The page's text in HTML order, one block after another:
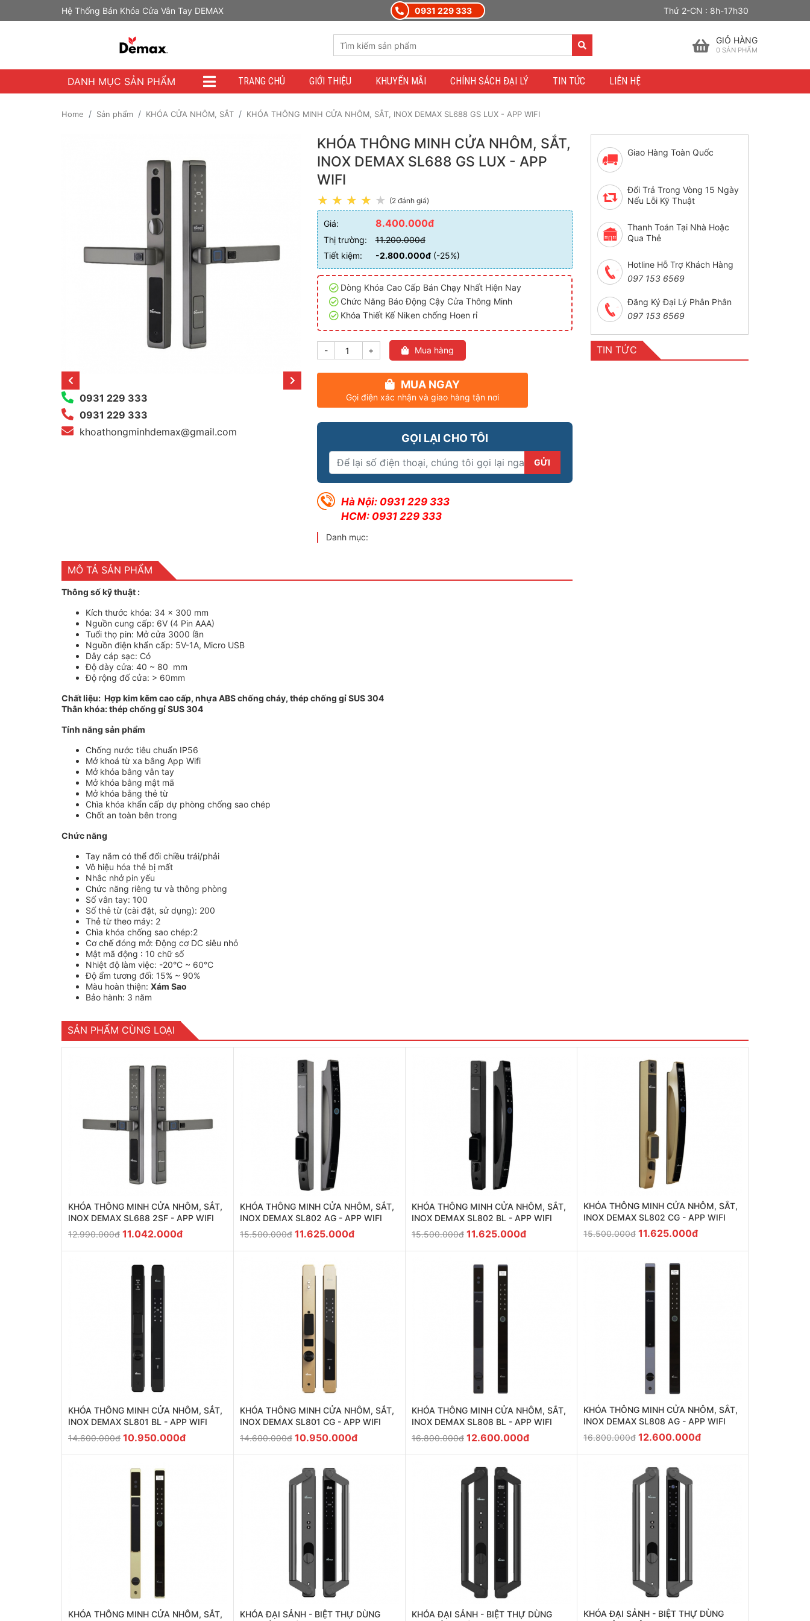
Hệ Thống Bán Khóa Cửa Vân Tay DEMAX 0931 229 333 Thứ 2-CN : 8h-17h30
GIỎ HÀNG
0 SẢN PHẨM
DANH MỤC SẢN PHẨM TRANG CHỦ GIỚI THIỆU KHUYẾN MÃI CHÍNH SÁCH ĐẠI LÝ TIN TỨC LIÊN HỆ
Home Sản phẩm KHÓA CỬA NHÔM, SẮT KHÓA THÔNG MINH CỬA NHÔM, SẮT, INOX DEMAX SL688 GS LUX - APP WIFI
0931 229 333
0931 229 333
khoathongminhdemax@gmail.com
KHÓA THÔNG MINH CỬA NHÔM, SẮT,
INOX DEMAX SL688 GS LUX - APP
WIFI
(2 đánh giá)
Giá: 8.400.000đ
Thị trường:
11.200.000đ
Tiết kiệm:
-2.800.000đ(-25%)
Dòng Khóa Cao Cấp Bán Chạy Nhất Hiện Nay
Chức Năng Báo Động Cậy Cửa Thông Minh
Khóa Thiết Kế Niken chống Hoen rỉ
- + Mua hàng
MUA NGAY
Gọi điện xác nhận và giao hàng tận nơi
GỌI LẠI CHO TÔI
Hà Nội: 0931 229 333
HCM: 0931 229 333
Danh mục:
MÔ TẢ SẢN PHẨM
Thông số kỹ thuật :
Kích thước khóa: 34 x 300 mm
Nguồn cung cấp: 6V (4 Pin AAA)
Tuổi thọ pin: Mở cửa 3000 lần
Nguồn điện khẩn cấp: 5V-1A, Micro USB
Dây cáp sạc: Có
Độ dày cửa: 40 ~ 80 mm
Độ rộng đố cửa: > 60mm
Chất liệu: Hợp kim kẽm cao cấp, nhựa ABS chống cháy, thép chống gỉ SUS 304
Thân khóa: thép chống gỉ SUS 304
Tính năng sản phẩm
Chống nước tiêu chuẩn IP56
Mở khoá từ xa bằng App Wifi
Mở khóa bằng vân tay
Mở khóa bằng mật mã
Mở khóa bằng thẻ từ
Chìa khóa khẩn cấp dự phòng chống sao chép
Chốt an toàn bên trong
Chức năng
Tay nắm có thể đổi chiều trái/phải
Vô hiệu hóa thẻ bị mất
Nhắc nhở pin yếu
Chức năng riêng tư và thông phòng
Số vân tay: 100
Số thẻ từ (cài đặt, sử dụng): 200
Thẻ từ theo máy: 2
Chìa khóa chống sao chép:2
Cơ chế đóng mở: Động cơ DC siêu nhỏ
Mật mã động : 10 chữ số
Nhiệt độ làm việc: -20°C ~ 60°C
Độ ẩm tương đối: 15% ~ 90%
Màu hoàn thiện: Xám Sao
Bảo hành: 3 năm
Giao Hàng Toàn Quốc
Đổi Trả Trong Vòng 15 Ngày
Nếu Lỗi Kỹ Thuật
Thanh Toán Tại Nhà Hoặc
Qua Thẻ
Hotline Hỗ Trợ Khách Hàng
097 153 6569
Đăng Ký Đại Lý Phân Phân
097 153 6569
TIN TỨC
SẢN PHẨM CÙNG LOẠI
KHÓA THÔNG MINH CỬA NHÔM, SẮT,
INOX DEMAX SL688 2SF - APP WIFI
12.990.000đ 11.042.000đ
KHÓA THÔNG MINH CỬA NHÔM, SẮT,
INOX DEMAX SL802 AG - APP WIFI
15.500.000đ 11.625.000đ
KHÓA THÔNG MINH CỬA NHÔM, SẮT,
INOX DEMAX SL802 BL - APP WIFI
15.500.000đ 11.625.000đ
KHÓA THÔNG MINH CỬA NHÔM, SẮT,
INOX DEMAX SL802 CG - APP WIFI
15.500.000đ 11.625.000đ
KHÓA THÔNG MINH CỬA NHÔM, SẮT,
INOX DEMAX SL801 BL - APP WIFI
14.600.000đ 10.950.000đ
KHÓA THÔNG MINH CỬA NHÔM, SẮT,
INOX DEMAX SL801 CG - APP WIFI
14.600.000đ 10.950.000đ
KHÓA THÔNG MINH CỬA NHÔM, SẮT,
INOX DEMAX SL808 BL - APP WIFI
16.800.000đ 12.600.000đ
KHÓA THÔNG MINH CỬA NHÔM, SẮT,
INOX DEMAX SL808 AG - APP WIFI
16.800.000đ 12.600.000đ
KHÓA THÔNG MINH CỬA NHÔM, SẮT,
KHÓA ĐẠI SẢNH - BIỆT THỰ DÙNG
KHÓA ĐẠI SẢNH - BIỆT THỰ DÙNG
KHÓA ĐẠI SẢNH - BIỆT THỰ DÙNG